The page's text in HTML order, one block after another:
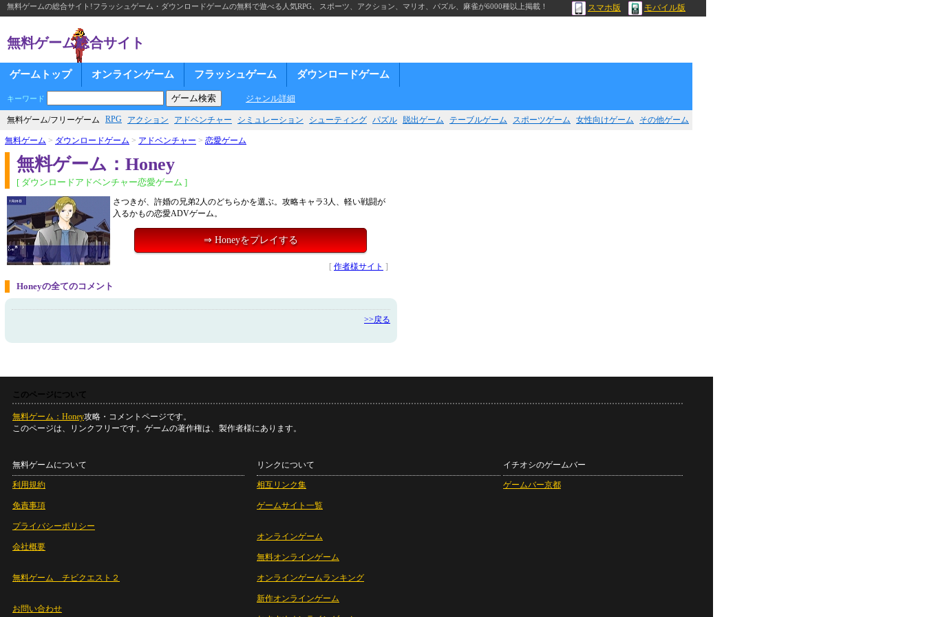
無料ゲームの総合サイト!フラッシュゲーム・ダウンロードゲームの無料で遊べる人気RPG、スポーツ、アクション、マリオ、パズル、麻雀が6000種以上掲載！ スマホ版 モバイル版
無料ゲーム総合サイト
ゲームトップ オンラインゲーム フラッシュゲーム ダウンロードゲーム
キーワード ジャンル詳細
無料ゲーム/フリーゲーム RPG アクション アドベンチャー シミュレーション シューティング パズル 脱出ゲーム テーブルゲーム スポーツゲーム 女性向けゲーム その他ゲーム
無料ゲーム > ダウンロードゲーム > アドベンチャー > 恋愛ゲーム
無料ゲーム：Honey
[ ダウンロードアドベンチャー恋愛ゲーム ]
さつきが、許婚の兄弟2人のどちらかを選ぶ。攻略キャラ3人、軽い戦闘が
入るかもの恋愛ADVゲーム。
⇒ Honeyをプレイする
[ 作者様サイト ]
Honeyの全てのコメント
>>戻る
このページについて
無料ゲーム：Honey攻略・コメントページです。
このページは、リンクフリーです。ゲームの著作権は、製作者様にあります。
無料ゲームについて
利用規約
免責事項
プライバシーポリシー
会社概要
無料ゲーム チビクエスト２
お問い合わせ
リンクについて
相互リンク集
ゲームサイト一覧
オンラインゲーム
無料オンラインゲーム
オンラインゲームランキング
新作オンラインゲーム
イチオシのゲームバー
ゲームバー京都